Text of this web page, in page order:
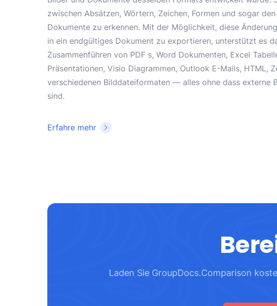
zwischen Absätzen, Wörtern, Zeichen, Formen und sogar
Dokumente zu erkennen. Mit der Möglichkeit, diese
in ein endgültiges Dokument zu exportieren, unterstützt es
Zusammenführen von PDF s, Word Dokumenten, Excel
Präsentationen, Visio Diagrammen, Outlook E-Mails, HTML,
verschiedenen Bilddateiformaten — alles ohne dass externe
sind.
Erfahre mehr
Laden Sie GroupDocs.Comparison